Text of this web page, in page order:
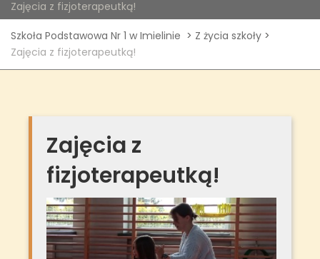
Zajęcia z fizjoterapeutką!
Szkoła Podstawowa Nr 1 w Imielinie > Z życia szkoły >
Zajęcia z fizjoterapeutką!
Zajęcia z
fizjoterapeutką!